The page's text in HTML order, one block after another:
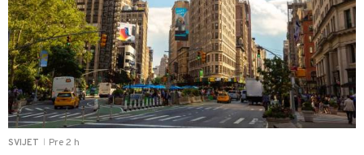
SVIJET Pre 2 h